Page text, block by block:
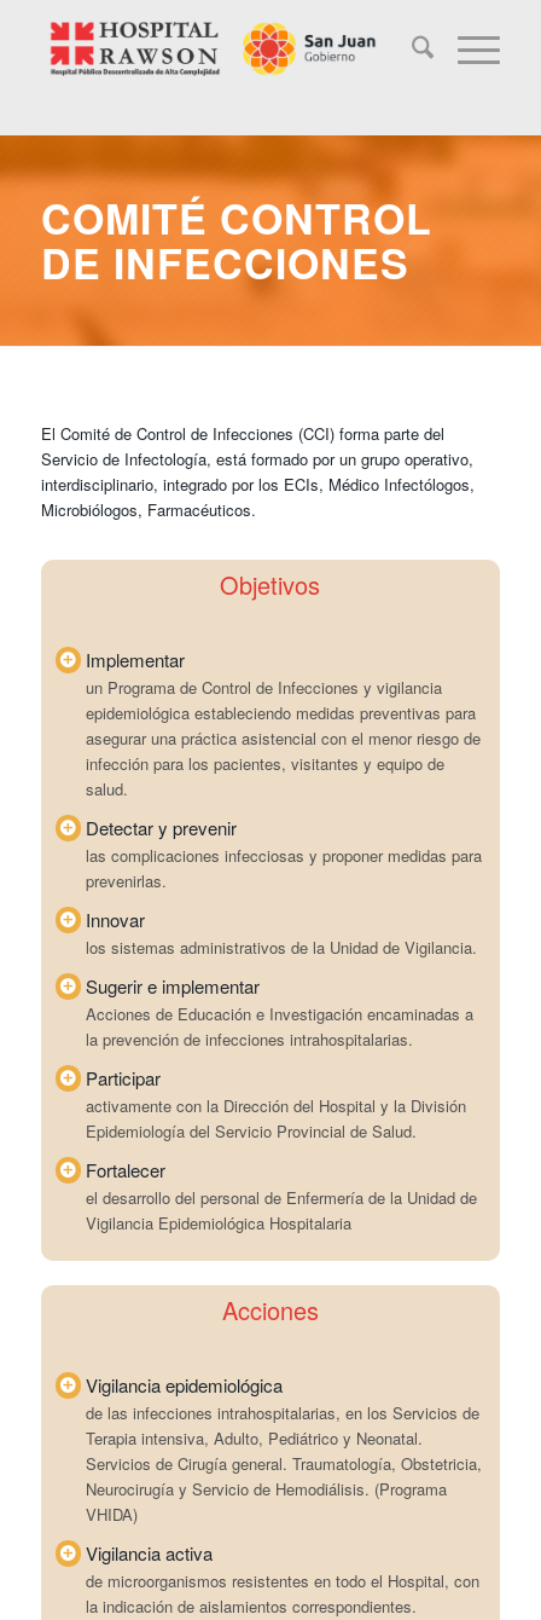
COMITÉ CONTROL
DE INFECCIONES
El Comité de Control de Infecciones (CCI) forma parte del
Servicio de Infectología, está formado por un grupo operativo,
interdisciplinario, integrado por los ECIs, Médico Infectólogos,
Microbiólogos, Farmacéuticos.
Objetivos
Implementar
un Programa de Control de Infecciones y vigilancia
epidemiológica estableciendo medidas preventivas para
asegurar una práctica asistencial con el menor riesgo de
infección para los pacientes, visitantes y equipo de
salud.
Detectar y prevenir
las complicaciones infecciosas y proponer medidas para
prevenirlas.
Innovar
los sistemas administrativos de la Unidad de Vigilancia.
Sugerir e implementar
Acciones de Educación e Investigación encaminadas a
la prevención de infecciones intrahospitalarias.
Participar
activamente con la Dirección del Hospital y la División
Epidemiología del Servicio Provincial de Salud.
Fortalecer
el desarrollo del personal de Enfermería de la Unidad de
Vigilancia Epidemiológica Hospitalaria
Acciones
Vigilancia epidemiológica
de las infecciones intrahospitalarias, en los Servicios de
Terapia intensiva, Adulto, Pediátrico y Neonatal.
Servicios de Cirugía general. Traumatología, Obstetricia,
Neurocirugía y Servicio de Hemodiálisis. (Programa
VHIDA)
Vigilancia activa
de microorganismos resistentes en todo el Hospital, con
la indicación de aislamientos correspondientes.